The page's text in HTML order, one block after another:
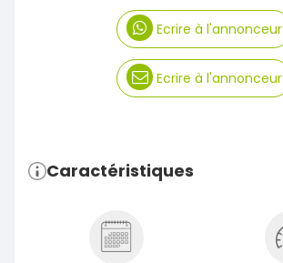
Ecrire à l'annonceur
Ecrire à l'annonceur
Caractéristiques